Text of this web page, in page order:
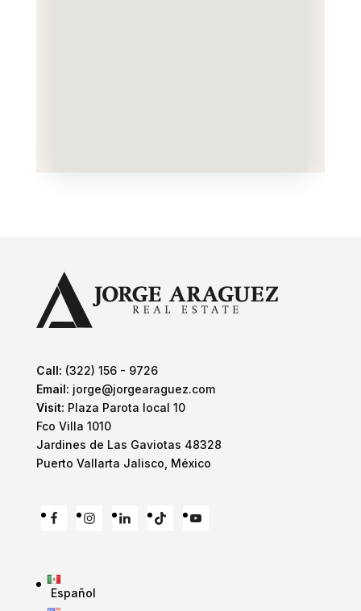
Call: (322) 156 - 9726
Email: jorge@jorgearaguez.com
Visit: Plaza Parota local 10
Fco Villa 1010
Jardines de Las Gaviotas 48328
Puerto Vallarta Jalisco, México
Español